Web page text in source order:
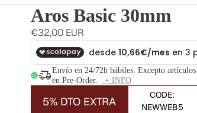
Aros Basic 30mm
€32,00 EUR
Envío en 24/72h hábiles. Excepto artículos
en Pre-Order.
+ INFO
5% DTO EXTRA
CODE:
NEWWEB5